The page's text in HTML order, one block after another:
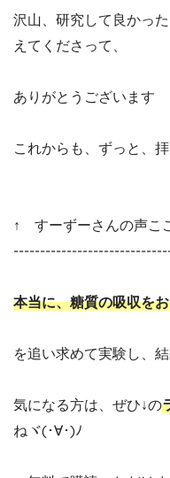
沢山、研究して良かっ
えてくださって、
ありがとうございます
これからも、ずっと、
↑ すーずーさんの声こ
本当に、糖質の吸収を
を追い求めて実験し、
気になる方は、ぜひ↓の
ねヾ(･∀･)ﾉ